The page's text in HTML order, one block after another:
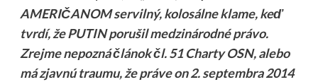
AMERIČANOM servilný, kolosálne klame, keď
tvrdí, že PUTIN porušil medzinárodné právo.
Zrejme nepozná článok čl. 51 Charty OSN, alebo
má zjavnú traumu, že práve on 2. septembra 2014